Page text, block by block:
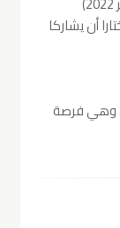
أن يشاركا
وهي فرصة